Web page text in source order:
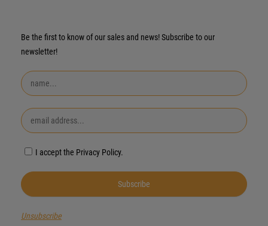
Be the first to know of our sales and news! Subscribe to our
newsletter!
I accept the Privacy Policy.
Unsubscribe